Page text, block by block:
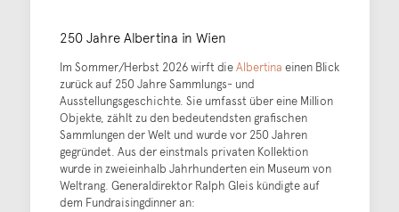
250 Jahre Albertina in Wien
Im Sommer/Herbst 2026 wirft dieAlbertina einen Blick
zurück auf 250 Jahre Sammlungs- und
Ausstellungsgeschichte. Sie umfasst über eine Million
Objekte, zählt zu den bedeutendsten grafischen
Sammlungen der Welt und wurde vor 250 Jahren
gegründet. Aus der einstmals privaten Kollektion
wurde in zweieinhalb Jahrhunderten ein Museum von
Weltrang. Generaldirektor Ralph Gleis kündigte auf
dem Fundraisingdinner an: